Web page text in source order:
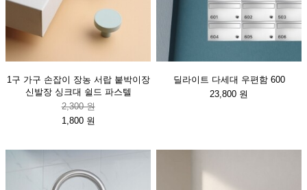
1구 가구 손잡이 장농 서랍 붙박이장
신발장 싱크대 쉴드 파스텔
2,300 원
1,800 원
딜라이트 다세대 우편함 600
23,800 원